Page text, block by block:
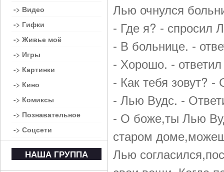
Лью очнулся
- Где я? - спросил
- В больнице. -
- Хорошо. -
- Как тебя зовут?
- Лью Вудс. -
- О боже,ты Лью
старом
Лью
-> Видео
-> Гифки
-> Живье моё
-> Игры
-> Картинки
-> Кино
-> Комиксы
-> Познавательное
-> Соцсети
НАША ГРУППА